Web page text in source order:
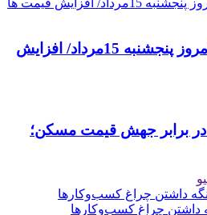
قیمت طلا، دلار و سکه امروز پنجشنبه 15مرداد/ افزایش
در برابر جهش قیمت مسکن؛